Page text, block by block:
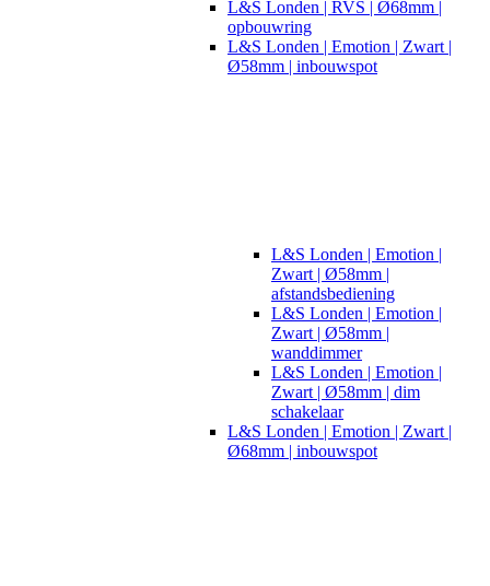
L&S Londen | RVS | Ø68mm |
opbouwring
L&S Londen | Emotion | Zwart |
Ø58mm | inbouwspot
L&S Londen | Emotion |
Zwart | Ø58mm |
afstandsbediening
L&S Londen | Emotion |
Zwart | Ø58mm |
wanddimmer
L&S Londen | Emotion |
Zwart | Ø58mm | dim
schakelaar
L&S Londen | Emotion | Zwart |
Ø68mm | inbouwspot